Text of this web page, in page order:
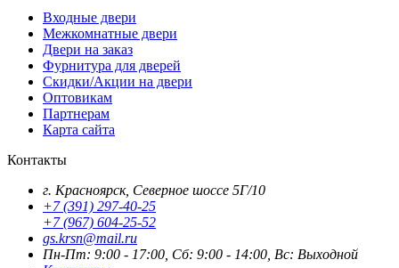
Входные двери
Межкомнатные двери
Двери на заказ
Фурнитура для дверей
Скидки/Акции на двери
Оптовикам
Партнерам
Карта сайта
Контакты
г. Красноярск, Северное шоссе 5Г/10
+7 (391) 297-40-25
+7 (967) 604-25-52
gs.krsn@mail.ru
Пн-Пт: 9:00 - 17:00, Сб: 9:00 - 14:00, Вс: Выходной